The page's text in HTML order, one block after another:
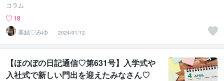
コラム
18
美結♡みゆ
2024/01/12
【ほのぼの日記通信♡第631号】入学式や
入社式で新しい門出を迎えたみなさん♡